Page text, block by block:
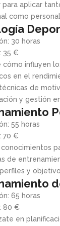
para aplicar
como
30 horas
35 €
cómo influyen
en el
de
y gestión
55 horas
70 €
de
y
65 horas
80 €
en